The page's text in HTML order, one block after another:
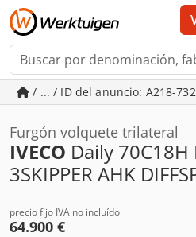
/ ... / ID del anuncio: A218-
Furgón volquete trilateral
IVECO Daily 70C18H
3SKIPPER AHK
precio fijo IVA no incluído
64.900 €